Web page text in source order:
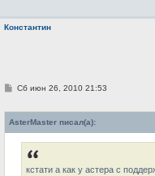
Константин
С
щ
е
Сб июн 26, 2010 21:53
AsterMaster писал(а):
кстати а как у астера с